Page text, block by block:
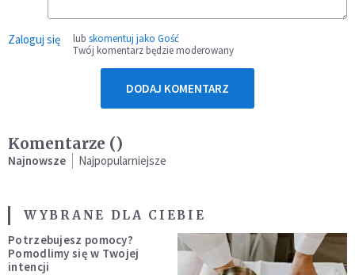
Zaloguj się lub skomentuj jako Gość
Twój komentarz będzie moderowany
DODAJ KOMENTARZ
Komentarze ()
Najnowsze Najpopularniejsze
WYBRANE DLA CIEBIE
Potrzebujesz pomocy?
Pomodlimy się w Twojej
intencji